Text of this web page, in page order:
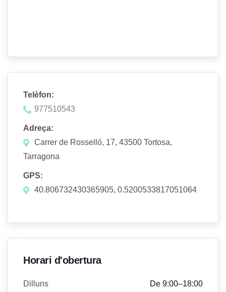
Telèfon:
977510543
Adreça:
Carrer de Rosselló, 17, 43500 Tortosa,
Tarragona
GPS:
40.806732430365905, 0.5200533817051064
Horari d'obertura
Dilluns De 9:00–18:00